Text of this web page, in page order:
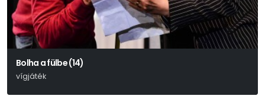
Bolha a fülbe (14)
vígjáték